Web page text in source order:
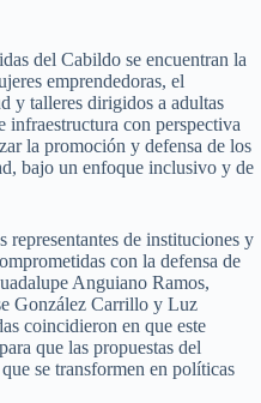
del Cabildo se encuentran la
emprendedoras, el
y talleres dirigidos a adultas
infraestructura con perspectiva
la promoción y defensa de los
bajo un enfoque inclusivo y de
de instituciones y
con la defensa de
Anguiano Ramos,
González Carrillo y Luz
coincidieron en que este
que las propuestas del
se transformen en políticas